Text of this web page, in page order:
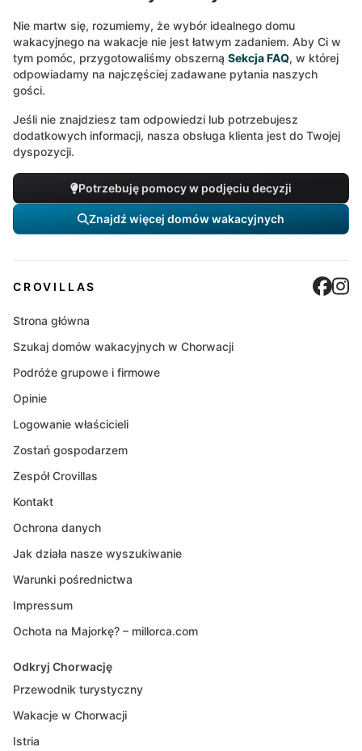
Nie martw się, rozumiemy, że wybór idealnego domu
wakacyjnego na wakacje nie jest łatwym zadaniem. Aby Ci w
tym pomóc, przygotowaliśmy obszerną Sekcja FAQ, w której
odpowiadamy na najczęściej zadawane pytania naszych
gości.
Jeśli nie znajdziesz tam odpowiedzi lub potrzebujesz
dodatkowych informacji, nasza obsługa klienta jest do Twojej
dyspozycji.
Potrzebuję pomocy w podjęciu decyzji
Znajdź więcej domów wakacyjnych
CROVILLAS
Strona główna
Szukaj domów wakacyjnych w Chorwacji
Podróże grupowe i firmowe
Opinie
Logowanie właścicieli
Zostań gospodarzem
Zespół Crovillas
Kontakt
Ochrona danych
Jak działa nasze wyszukiwanie
Warunki pośrednictwa
Impressum
Ochota na Majorkę? – millorca.com
Odkryj Chorwację
Przewodnik turystyczny
Wakacje w Chorwacji
Istria